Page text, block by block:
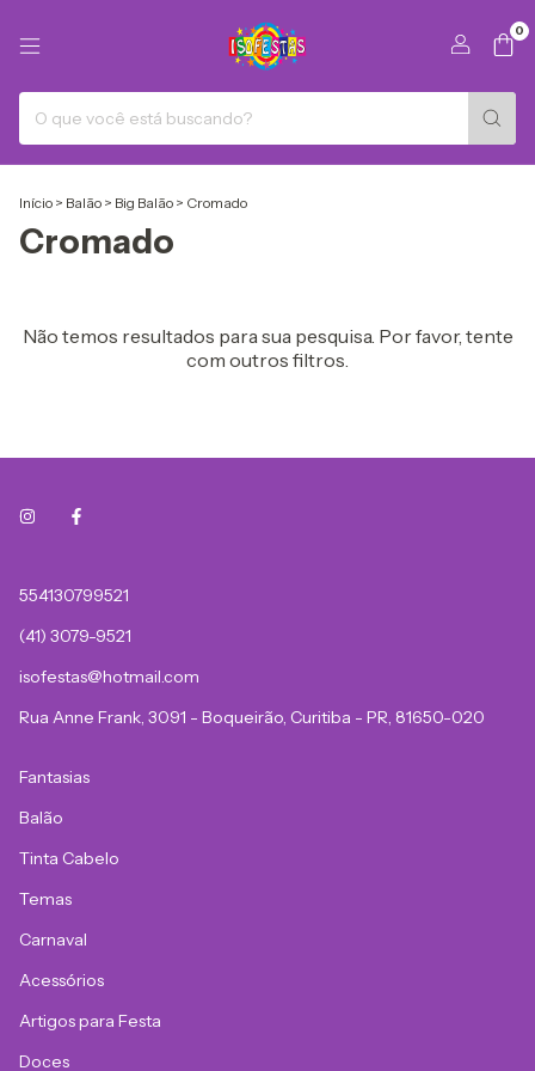
0
Início > Balão > Big Balão > Cromado
Cromado
Não temos resultados para sua pesquisa. Por favor, tente
com outros filtros.
554130799521
(41) 3079-9521
isofestas@hotmail.com
Rua Anne Frank, 3091 - Boqueirão, Curitiba - PR, 81650-020
Fantasias
Balão
Tinta Cabelo
Temas
Carnaval
Acessórios
Artigos para Festa
Doces